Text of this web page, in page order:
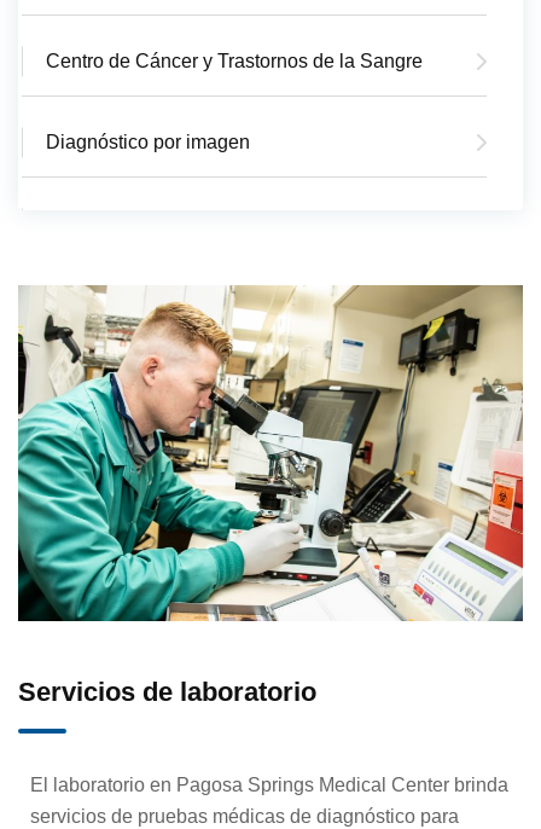
Centro de Cáncer y Trastornos de la Sangre
Diagnóstico por imagen
EMS/Ambulancia
Cirugía General
Hospital/Paciente hospitalizado
Servicios de infusión
Salud conductual integrada
Servicios de laboratorio
Servicios de laboratorio
El laboratorio en Pagosa Springs Medical Center brinda
servicios de pruebas médicas de diagnóstico para